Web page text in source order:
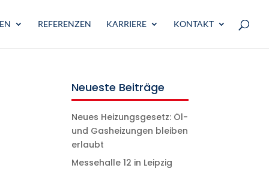
REFERENZEN KARRIERE KONTAKT
Neueste Beiträge
Neues Heizungsgesetz: Öl-
und Gasheizungen bleiben
erlaubt
Messehalle 12 in Leipzig